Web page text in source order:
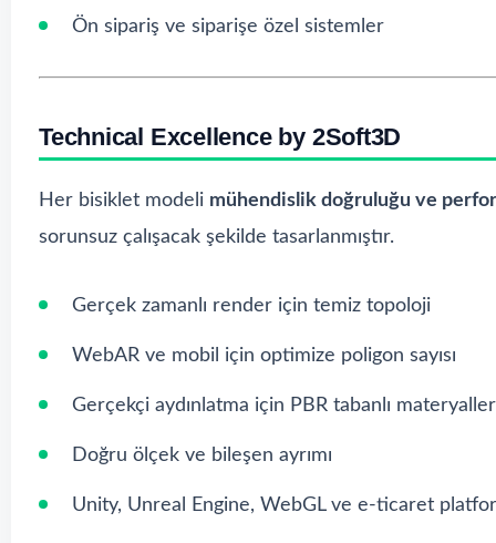
Ön sipariş ve siparişe özel sistemler
Technical Excellence by 2Soft3D
Her bisiklet modeli mühendislik doğruluğu ve
sorunsuz çalışacak şekilde tasarlanmıştır.
Gerçek zamanlı render için temiz topoloji
WebAR ve mobil için optimize poligon sayısı
Gerçekçi aydınlatma için PBR tabanlı materyaller
Doğru ölçek ve bileşen ayrımı
Unity, Unreal Engine, WebGL ve e-ticaret